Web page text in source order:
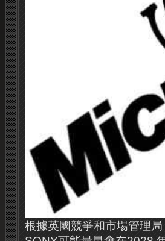
根據英國競爭和市場管理